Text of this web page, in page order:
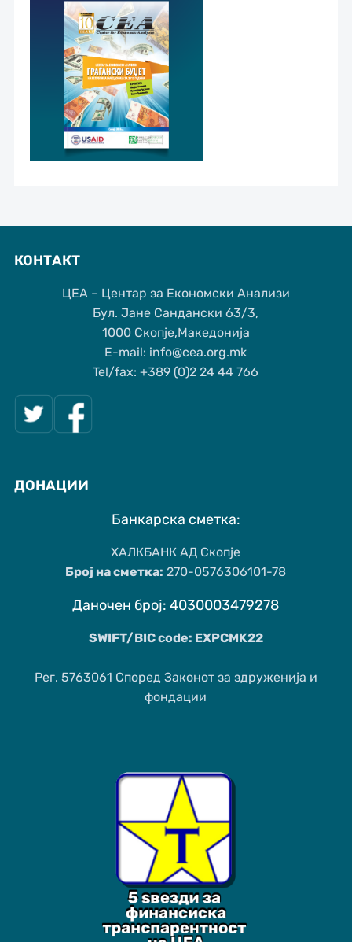
КОНТАКТ
ЦЕА – Центар за Економски Анализи
Бул. Јане Сандански 63/3,
1000 Скопје,Македонија
Е-mail: info@cea.org.mk
Tel/fax: +389 (0)2 24 44 766
ДОНАЦИИ
Банкарска сметка:
ХАЛКБАНК АД Скопје
Број на сметка: 270-0576306101-78
Даночен број: 4030003479278
SWIFT/BIC code: EXPCMK22
Рег. 5763061 Според Законот за здруженија и
фондации